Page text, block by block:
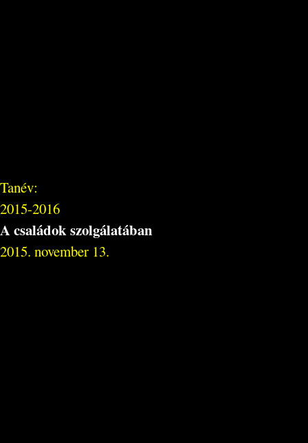
Tanév:
2015-2016
A családok szolgálatában
2015. november 13.